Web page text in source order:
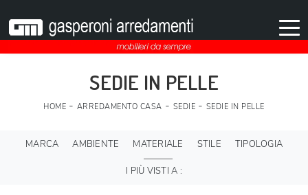
SEDIE IN PELLE
HOME - ARREDAMENTO CASA - SEDIE - SEDIE IN PELLE
MARCA AMBIENTE MATERIALE STILE TIPOLOGIA
I PIÙ VISTI A :